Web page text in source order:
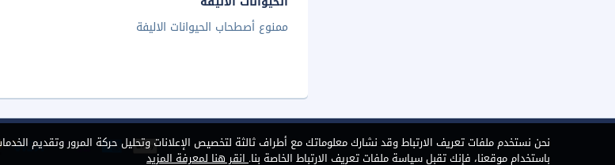
ممنوع أصطحاب الحيوانات الاليفة
نحن نستخدم ملفات تعريف الارتباط وقد نشارك معلوماتك مع أطراف ثالثة لتخصيص الإعلانات وتحليل حركة المرور وتقديم
باستخدام موقعنا، فإنك تقبل سياسة ملفات تعريف الارتباط الخاصة بنا.انقر هنا لمعرفة المزيد